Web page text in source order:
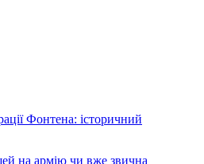
Фонтена: історичний
на армію чи вже звична